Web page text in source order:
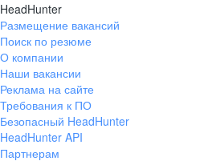
HeadHunter
Размещение вакансий
Поиск по резюме
О компании
Наши вакансии
Реклама на сайте
Требования к ПО
Безопасный HeadHunter
HeadHunter API
Партнерам